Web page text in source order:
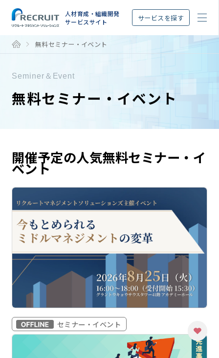
人材育成・組織開発
サービスサイト
サービスを探す
無料セミナー・イベント
Seminer＆Event
無料セミナー・イベント
開催予定の人気無料セミナー・イ
ベント
セミナー・イベント